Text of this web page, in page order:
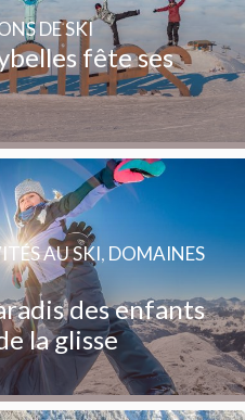
fête ses
DE SKI
des enfants
la glisse
AU SKI, DOMAINES